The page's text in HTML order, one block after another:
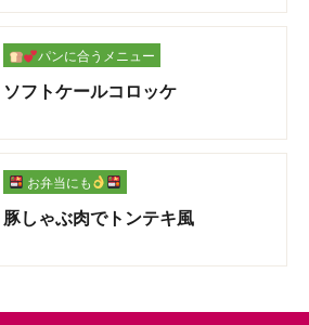
パンに合うメニュー
ソフトケールコロッケ
お弁当にも
豚しゃぶ肉でトンテキ風